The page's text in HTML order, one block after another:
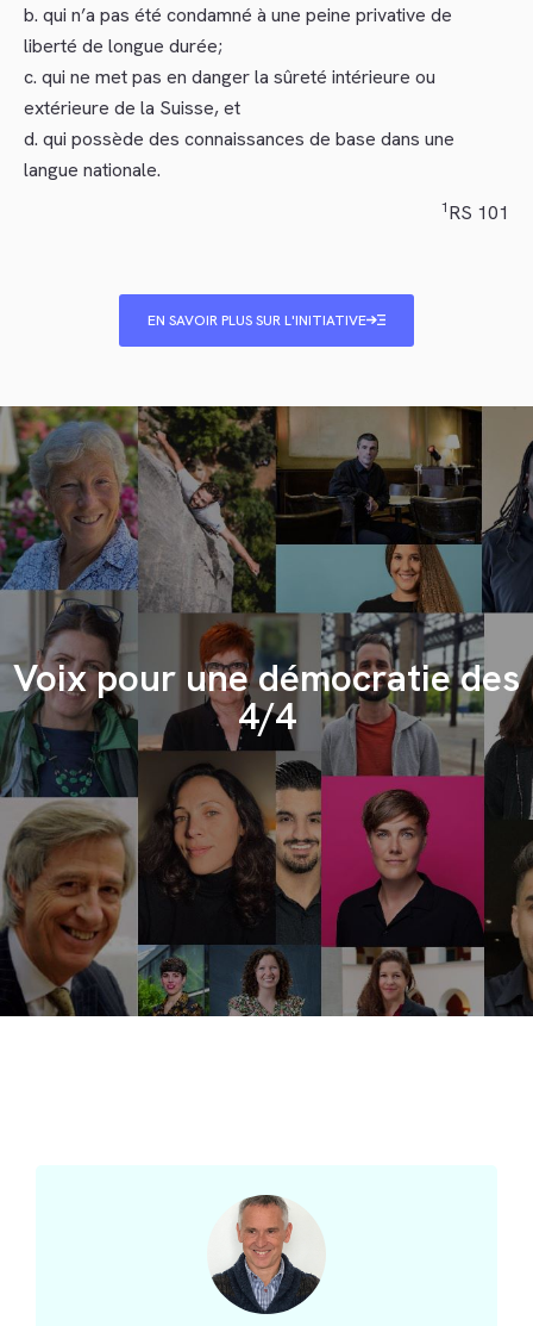
b. qui n’a pas été condamné à une peine privative de
liberté de longue durée;
c. qui ne met pas en danger la sûreté intérieure ou
extérieure de la Suisse, et
d. qui possède des connaissances de base dans une
langue nationale.
1RS 101
EN SAVOIR PLUS SUR L'INITIATIVE
Voix pour une démocratie des
4/4